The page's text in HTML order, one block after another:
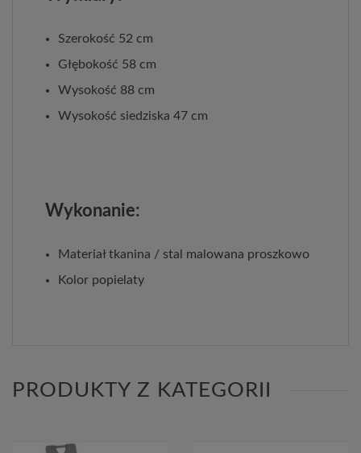
Szerokość 52 cm
Głębokość 58 cm
Wysokość 88 cm
Wysokość siedziska 47 cm
Wykonanie:
Materiał tkanina / stal malowana proszkowo
Kolor popielaty
PRODUKTY Z KATEGORII